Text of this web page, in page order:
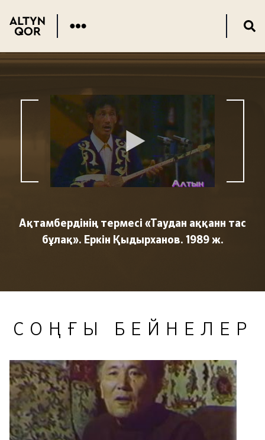
Ақтамбердінің термесі «Таудан аққанн тас
бұлақ». Еркін Қыдырханов. 1989 ж.
СОҢҒЫ БЕЙНЕЛЕР